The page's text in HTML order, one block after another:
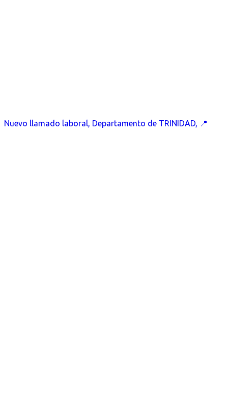
Nuevo llamado laboral, Departamento de TRINIDAD, 📍